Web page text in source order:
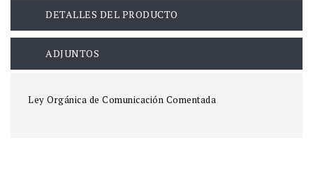
DETALLES DEL PRODUCTO
ADJUNTOS
Ley Orgánica de Comunicación Comentada